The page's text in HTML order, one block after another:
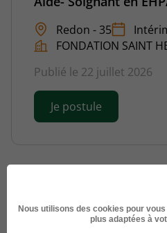
Redon - 35
FONDATION SAINT
Publié le 22 juillet 2026
Je postule
Nous utilisons des cookies pour
plus adaptées à